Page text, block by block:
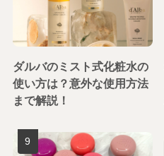
ダルバのミスト式化粧水の
使い方は？意外な使用方法
まで解説！